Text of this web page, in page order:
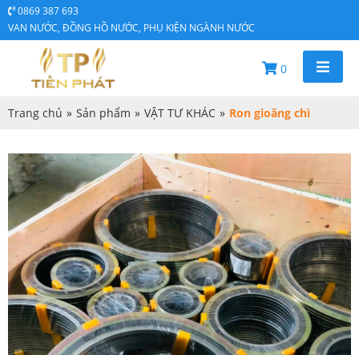
0869 387 693
VAN NƯỚC, ĐỒNG HỒ NƯỚC, PHỤ KIỆN NGÀNH NƯỚC
0
Trang chủ » Sản phẩm » VẬT TƯ KHÁC » Ron gioăng chì